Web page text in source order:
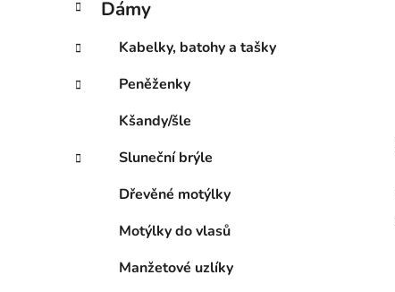
p
a
e
e
o
i
Dámy
Kabelky, batohy a tašky
Peněženky
Kšandy/šle
Sluneční brýle
Dřevěné motýlky
Motýlky do vlasů
Manžetové uzlíky